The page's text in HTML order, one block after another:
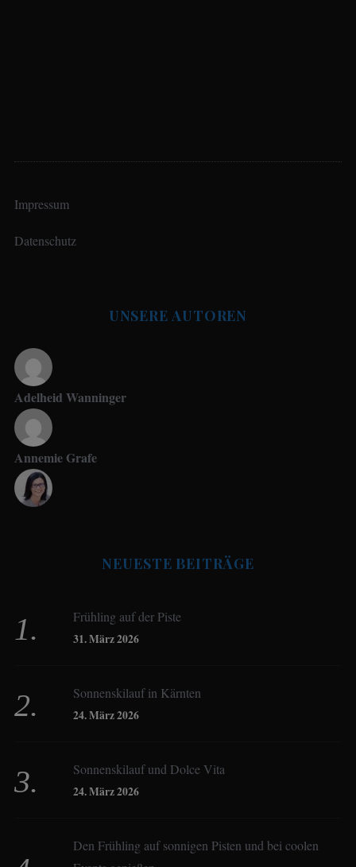
Impressum
Datenschutz
UNSERE AUTOREN
Adelheid Wanninger
Annemie Grafe
Birgit Werner
Christoph Schrahe
NEUESTE BEITRÄGE
Frühling auf der Piste
31. März 2026
Sonnenskilauf in Kärnten
24. März 2026
Sonnenskilauf und Dolce Vita
24. März 2026
Den Frühling auf sonnigen Pisten und bei coolen